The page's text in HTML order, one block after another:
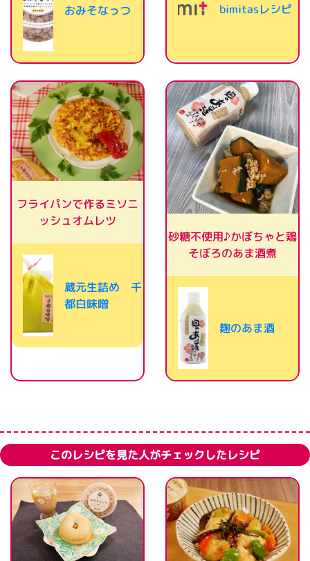
おみそなっつ bimitasレシピ
フライパンで作るミソニ
ッシュオムレツ
蔵元生詰め 千
都白味噌
砂糖不使用♪かぼちゃと鶏
そぼろのあま酒煮
麹のあま酒
このレシピを見た人がチェックしたレシピ